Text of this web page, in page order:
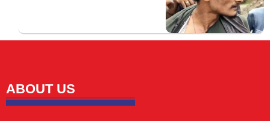
ABOUT US